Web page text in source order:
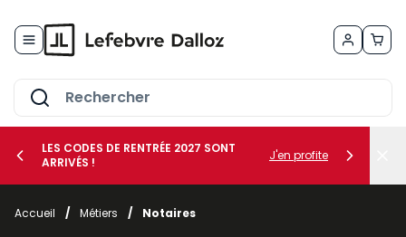
le sous-menu Vos métiers
LES CODES DE RENTRÉE 2027 SONT
ARRIVÉS !
J'en profite
Accueil / Métiers / Notaires